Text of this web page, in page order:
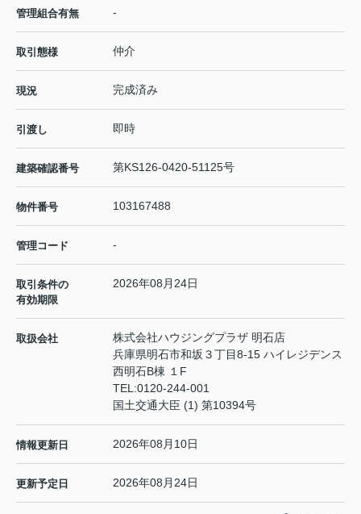
管理組合有無 -
取引態様 仲介
現況 完成済み
引渡し 即時
建築確認番号 第KS126-0420-51125号
物件番号 103167488
管理コード -
取引条件の
有効期限
2026年08月24日
取扱会社
株式会社ハウジングプラザ 明石店
兵庫県明石市和坂３丁目8-15 ハイレジデンス
西明石B棟 １F
TEL:0120-244-001
国土交通大臣 (1) 第10394号
情報更新日 2026年08月10日
更新予定日 2026年08月24日